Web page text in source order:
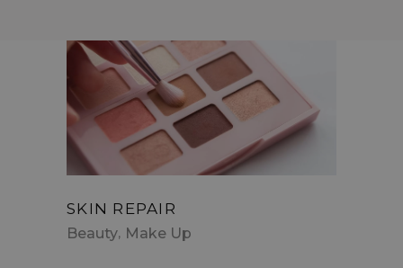
SKIN REPAIR
Beauty Make Up